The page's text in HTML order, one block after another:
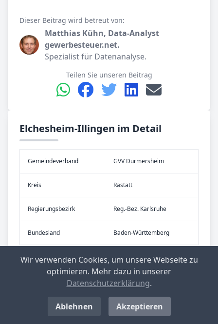
Dieser Beitrag wird betreut von:
Matthias Kühn, Data-Analyst
gewerbesteuer.net.
Spezialist für Datenanalyse.
Teilen Sie unseren Beitrag
Elchesheim-Illingen im Detail
Gemeinde­verband GVV Durmersheim
Kreis Rastatt
Re­gier­ungs­bezirk Reg.-Bez. Karlsruhe
Bundes­land Baden-Württemberg
Wir verwenden Cookies, um unsere Webseite zu
optimieren. Mehr dazu in unserer
Datenschutzerklärung.
Ablehnen Akzeptieren